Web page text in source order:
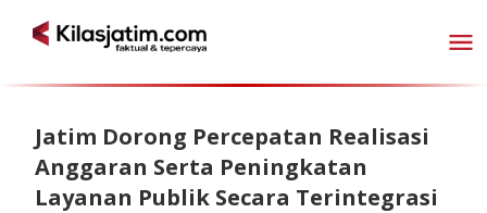
Jatim Dorong Percepatan Realisasi
Anggaran Serta Peningkatan
Layanan Publik Secara Terintegrasi